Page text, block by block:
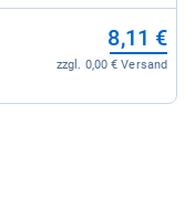
8,11 €
zzgl. 0,00 € Versand